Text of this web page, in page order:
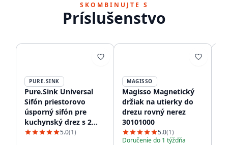
SKOMBINUJTE S
Príslušenstvo
PURE.SINK
Pure.Sink Universal
Sifón priestorovo
úsporný sifón pre
kuchynský drez s 2
pripojeniami na
5.0(1)
MAGISSO
Magisso Magnetický
držiak na utierky do
drezu rovný nerez
30101000
5.0(1)
Doručenie do 1 týždňa